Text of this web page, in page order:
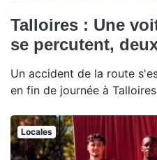
Talloires : Une
se percutent,
Un accident de la route
en fin de journée à
Locales